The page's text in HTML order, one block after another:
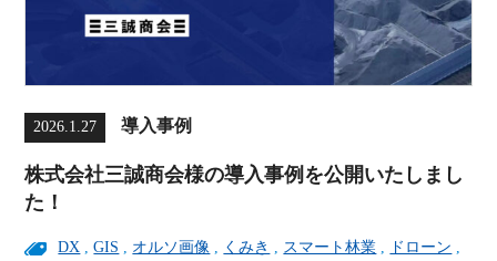
2026.1.27 導入事例
株式会社三誠商会様の導入事例を公開いたしまし
た！
DX ,GIS オルソ画像 くみき スマート林業 ドローン